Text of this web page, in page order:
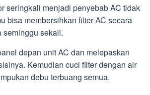
seringkali menjadi penyebab AC tidak
bisa membersihkan filter AC secara
seminggu sekali.
depan unit AC dan melepaskan
Kemudian cuci filter dengan air
debu terbuang semua.